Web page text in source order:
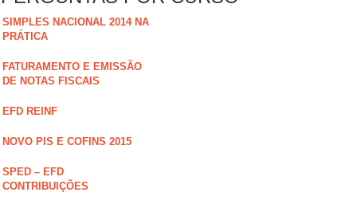
SIMPLES NACIONAL 2014 NA
PRÁTICA
FATURAMENTO E EMISSÃO
DE NOTAS FISCAIS
EFD REINF
NOVO PIS E COFINS 2015
SPED – EFD
CONTRIBUIÇÕES